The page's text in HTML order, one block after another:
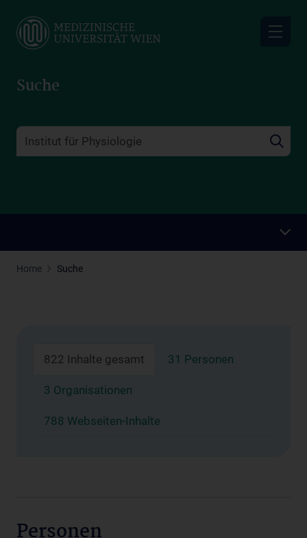
main
Suche
Home Suche
822 Inhalte gesamt 31 Personen
3 Organisationen
788 Webseiten-Inhalte